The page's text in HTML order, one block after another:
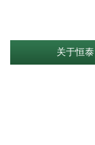
关于恒泰